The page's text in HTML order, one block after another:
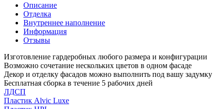
Описание
Отделка
Внутреннее наполнение
Информация
Отзывы
Изготовление гардеробных любого размера и конфигурации
Возможно сочетание нескольких цветов в одном фасаде
Декор и отделку фасадов можно выполнить под вашу задумку
Бесплатная сборка в течение 5 рабочих дней
ЛДСП
Пластик Alvic Luxe